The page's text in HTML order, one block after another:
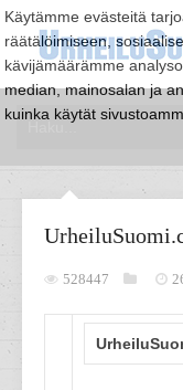
Käytämme evästeitä
räätälöimiseen,
kävijämäärämme
median, mainosalan ja
kuinka käytät
528447